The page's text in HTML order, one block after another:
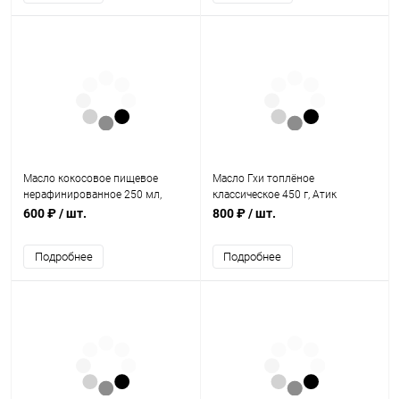
Масло кокосовое пищевое
нерафинированное 250 мл,
Baraka
600 ₽/ шт.
Подробнее
Масло Гхи топлёное
классическое 450 г, Атик
800 ₽/ шт.
Подробнее